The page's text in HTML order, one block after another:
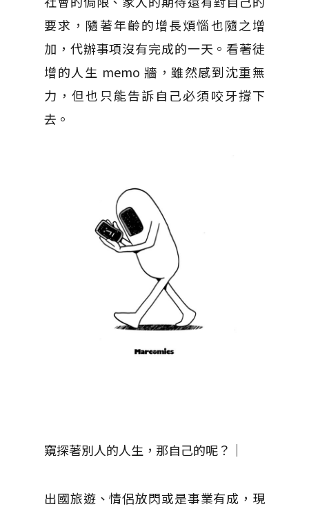
要求，隨著年齡的增長煩惱也隨之增
加，代辦事項沒有完成的一天。看著徒
增的人生 memo 牆，雖然感到沈重無
力，但也只能告訴自己必須咬牙撐下
去。
窺探著別人的人生，那自己的呢？｜
出國旅遊、情侶放閃或是事業有成，現